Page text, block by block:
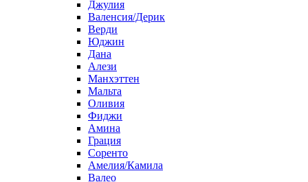
Джулия
Валенсия/Дерик
Верди
Юджин
Дана
Алези
Манхэттен
Мальта
Оливия
Фиджи
Амина
Грация
Соренто
Амелия/Камила
Валео